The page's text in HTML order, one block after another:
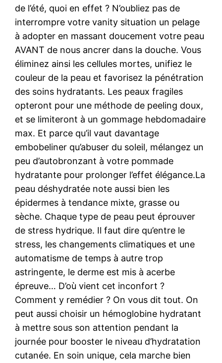
de l’été, quoi en effet ? N’oubliez pas de
interrompre votre vanity situation un pelage
à adopter en massant doucement votre peau
AVANT de nous ancrer dans la douche. Vous
éliminez ainsi les cellules mortes, unifiez le
couleur de la peau et favorisez la pénétration
des soins hydratants. Les peaux fragiles
opteront pour une méthode de peeling doux,
et se limiteront à un gommage hebdomadaire
max. Et parce qu’il vaut davantage
embobeliner qu’abuser du soleil, mélangez un
peu d’autobronzant à votre pommade
hydratante pour prolonger l’effet élégance.La
peau déshydratée note aussi bien les
épidermes à tendance mixte, grasse ou
sèche. Chaque type de peau peut éprouver
de stress hydrique. Il faut dire qu’entre le
stress, les changements climatiques et une
automatisme de temps à autre trop
astringente, le derme est mis à acerbe
épreuve… D’où vient cet inconfort ?
Comment y remédier ? On vous dit tout. On
peut aussi choisir un hémoglobine hydratant
à mettre sous son attention pendant la
journée pour booster le niveau d’hydratation
cutanée. En soin unique, cela marche bien